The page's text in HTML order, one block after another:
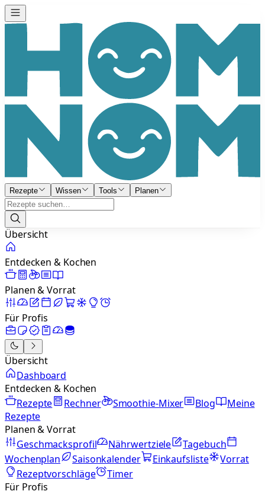
Rezepte Wissen Tools Planen
Übersicht
Entdecken & Kochen
Planen & Vorrat
Für Profis
Übersicht
Dashboard
Entdecken & Kochen
Rezepte
Rechner Smoothie-Mixer Blog
Meine
Rezepte
Planen & Vorrat
Geschmacksprofil
Nährwertziele
Tagebuch
Wochenplan
Saisonkalender Einkaufsliste
Vorrat
Rezeptvorschläge
Timer
Für Profis